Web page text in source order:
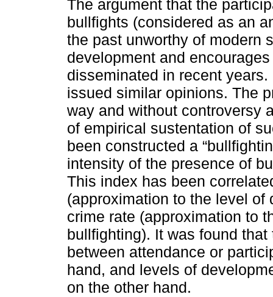
The argument that the
bullfights (considered as an
the past unworthy of modern
development and
disseminated in recent
issued similar opinions. The
way and without controversy
of empirical sustentation of
been constructed a
intensity of the presence of
This index has been
(approximation to the level of
crime rate (approximation to
bullfighting). It was found
between attendance or
hand, and levels of
on the other hand.